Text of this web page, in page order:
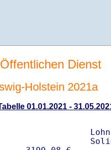
Dienst
Holstein 2021a
01.01.2021 -